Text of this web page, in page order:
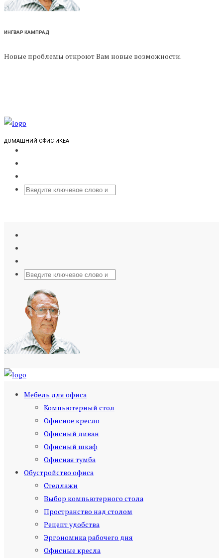
ИНГВАР КАМПРАД
Новые проблемы откроют Вам новые возможности.
ДОМАШНИЙ ОФИС ИКЕА
Мебель для офиса
Компьютерный стол
Офисное кресло
Офисный диван
Офисный шкаф
Офисная тумба
Обустройство офиса
Стеллажи
Выбор компьютерного стола
Пространство над столом
Рецепт удобства
Эргономика рабочего дня
Офисные кресла